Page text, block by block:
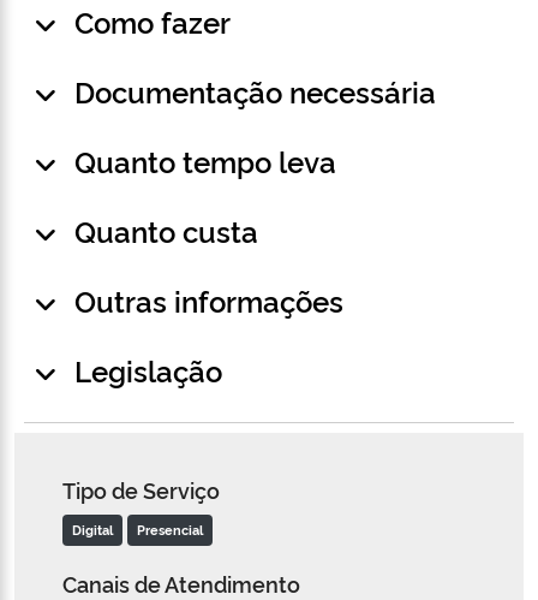
Como fazer
Documentação necessária
Quanto tempo leva
Quanto custa
Outras informações
Legislação
Tipo de Serviço
Digital Presencial
Canais de Atendimento